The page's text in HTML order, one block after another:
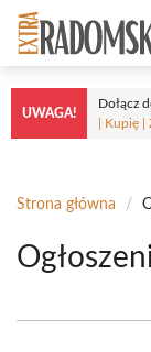
Przejdź
do
treści
UWAGA!
Dołącz
| Kupię
Strona główna /